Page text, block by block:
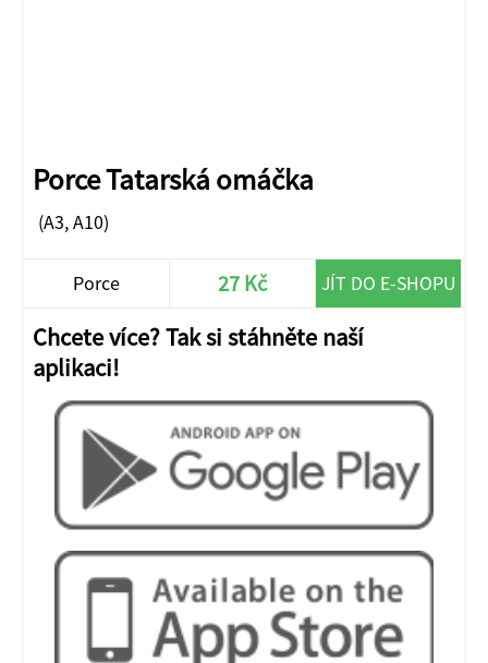
Porce Tatarská omáčka
(A3, A10)
Porce 27 Kč JÍT DO E-SHOPU
Chcete více? Tak si stáhněte naší
aplikaci!